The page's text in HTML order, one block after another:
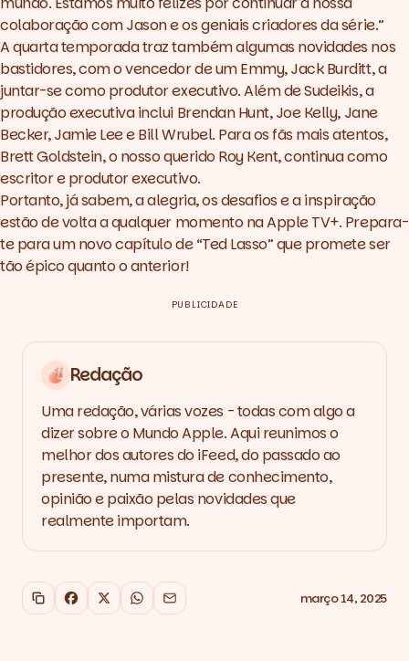
colaboração com Jason e os geniais criadores da série.”
A quarta temporada traz também algumas novidades nos
bastidores, com o vencedor de um Emmy, Jack Burditt, a
juntar-se como produtor executivo. Além de Sudeikis, a
produção executiva inclui Brendan Hunt, Joe Kelly, Jane
Becker, Jamie Lee e Bill Wrubel. Para os fãs mais atentos,
Brett Goldstein, o nosso querido Roy Kent, continua como
escritor e produtor executivo.
Portanto, já sabem, a alegria, os desafios e a inspiração
estão de volta a qualquer momento na Apple TV+. Prepara-
te para um novo capítulo de “Ted Lasso” que promete ser
tão épico quanto o anterior!
PUBLICIDADE
Redação
Uma redação, várias vozes - todas com algo a
dizer sobre o Mundo Apple. Aqui reunimos o
melhor dos autores do iFeed, do passado ao
presente, numa mistura de conhecimento,
opinião e paixão pelas novidades que
realmente importam.
Copiar link
Facebook
X WhatsApp
Email março 14, 2025